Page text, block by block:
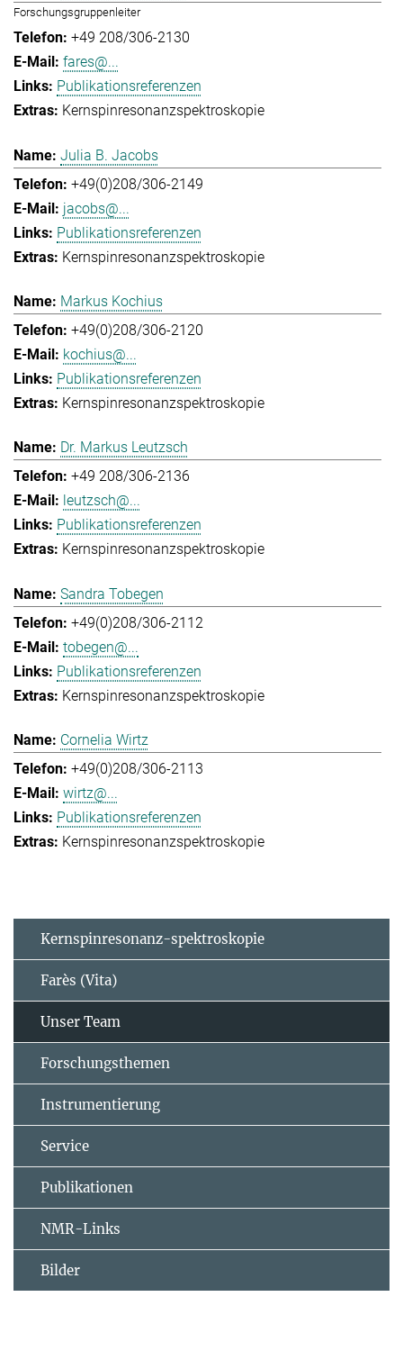
Forschungsgruppenleiter
+49 208/306-2130
fares@...
Publikationsreferenzen
Kernspinresonanzspektroskopie
Julia B. Jacobs
+49(0)208/306-2149
jacobs@...
Publikationsreferenzen
Kernspinresonanzspektroskopie
Markus Kochius
+49(0)208/306-2120
kochius@...
Publikationsreferenzen
Kernspinresonanzspektroskopie
Dr. Markus Leutzsch
+49 208/306-2136
leutzsch@...
Publikationsreferenzen
Kernspinresonanzspektroskopie
Sandra Tobegen
+49(0)208/306-2112
tobegen@...
Publikationsreferenzen
Kernspinresonanzspektroskopie
Cornelia Wirtz
+49(0)208/306-2113
wirtz@...
Publikationsreferenzen
Kernspinresonanzspektroskopie
Kernspinresonanz-spektroskopie
Farès (Vita)
Unser Team
Forschungsthemen
Instrumentierung
Service
Publikationen
NMR-Links
Bilder